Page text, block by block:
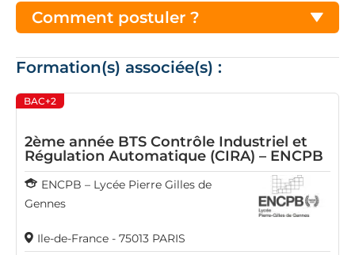
Comment postuler ?
Formation(s) associée(s) :
BAC+2
2ème année BTS Contrôle Industriel et
Régulation Automatique (CIRA) – ENCPB
ENCPB – Lycée Pierre Gilles de
Gennes
Ile-de-France - 75013 PARIS